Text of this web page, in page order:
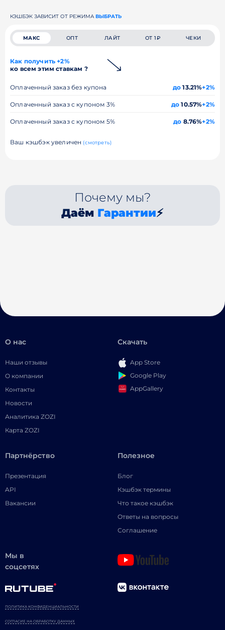
КЭШБЭК ЗАВИСИТ ОТ РЕЖИМА ВЫБРАТЬ
МАКС ОПТ ЛАЙТ ОТ 1₽ ЧЕКИ
Как получить +2%
ко всем этим ставкам ?
Оплаченный заказ без купона до 13.21%+2%
Оплаченный заказ с купоном 3% до 10.57%+2%
Оплаченный заказ с купоном 5% до 8.76%+2%
Ваш кэшбэк увеличен (смотреть)
Почему мы?
Даём Гарантии⚡
О нас
Наши отзывы
О компании
Контакты
Новости
Аналитика ZOZI
Карта ZOZI
Скачать
App Store
Google Play
AppGallery
Партнёрство
Презентация
API
Вакансии
Полезное
Блог
Кэшбэк термины
Что такое кэшбэк
Ответы на вопросы
Соглашение
Мы в
соцсетях
ПОЛИТИКА КОНФИДЕНЦИАЛЬНОСТИ
СОГЛАСИЕ НА ОБРАБОТКУ ДАННЫХ